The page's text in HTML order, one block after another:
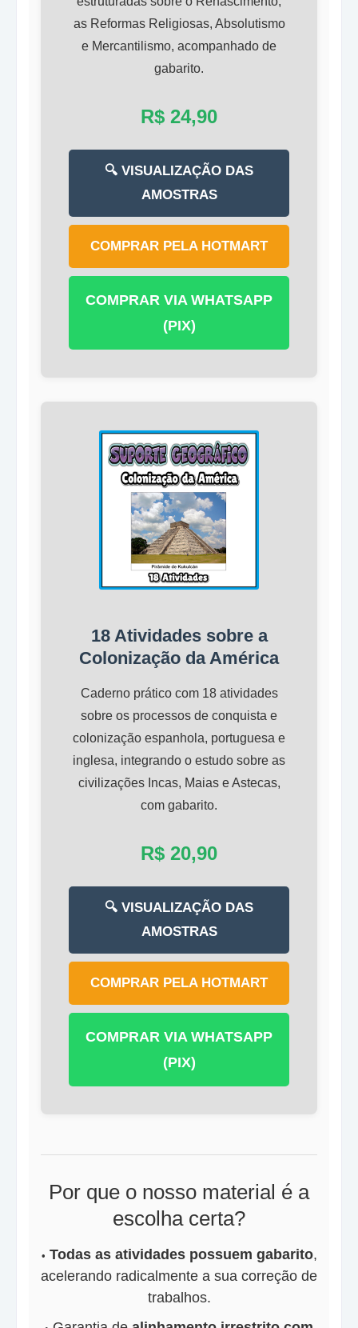
as Reformas Religiosas, Absolutismo
e Mercantilismo, acompanhado de
gabarito.
R$ 24,90
🔍 VISUALIZAÇÃO DAS
AMOSTRAS
COMPRAR PELA HOTMART
COMPRAR VIA WHATSAPP
(PIX)
18 Atividades sobre a
Colonização da América
Caderno prático com 18 atividades
sobre os processos de conquista e
colonização espanhola, portuguesa e
inglesa, integrando o estudo sobre as
civilizações Incas, Maias e Astecas,
com gabarito.
R$ 20,90
🔍 VISUALIZAÇÃO DAS
AMOSTRAS
COMPRAR PELA HOTMART
COMPRAR VIA WHATSAPP
(PIX)
Por que o nosso material é a
escolha certa?
Todas as atividades possuem gabarito,
acelerando radicalmente a sua correção de
trabalhos.